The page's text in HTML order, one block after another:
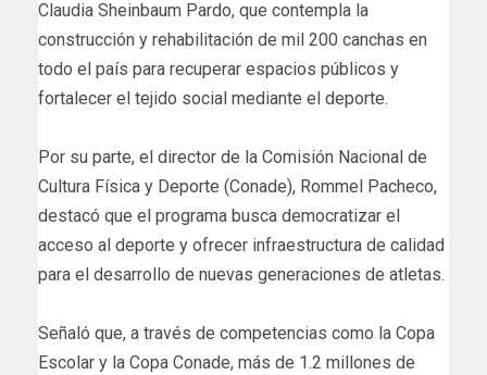
Claudia Sheinbaum Pardo, que contempla la
construcción y rehabilitación de mil 200 canchas en
todo el país para recuperar espacios públicos y
fortalecer el tejido social mediante el deporte.
Por su parte, el director de la Comisión Nacional de
Cultura Física y Deporte (Conade), Rommel Pacheco,
destacó que el programa busca democratizar el
acceso al deporte y ofrecer infraestructura de calidad
para el desarrollo de nuevas generaciones de atletas.
Señaló que, a través de competencias como la Copa
Escolar y la Copa Conade, más de 1.2 millones de